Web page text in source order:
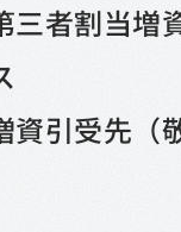
三者割当増
資引受先（